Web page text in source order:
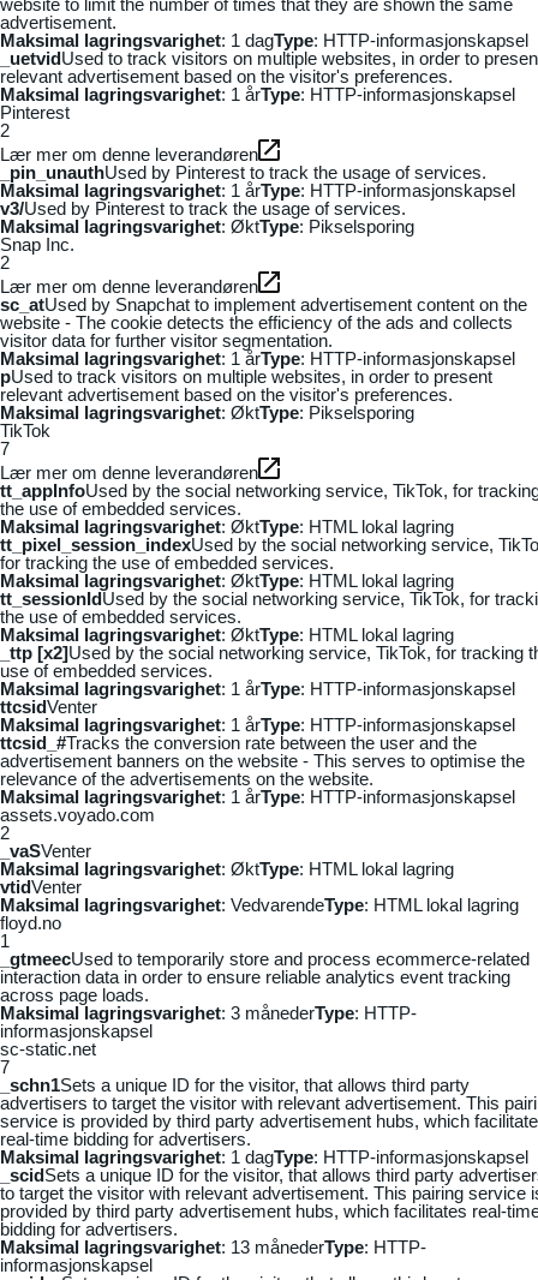
advertisement.
Maksimal lagringsvarighet: 1 dagType: HTTP-informasjonskapsel
_uetvidUsed to track visitors on multiple websites, in order to
relevant advertisement based on the visitor's preferences.
Maksimal lagringsvarighet: 1 årType: HTTP-informasjonskapsel
Pinterest
2
Lær mer om denne leverandøren
_pin_unauthUsed by Pinterest to track the usage of services.
Maksimal lagringsvarighet: 1 årType: HTTP-informasjonskapsel
v3/Used by Pinterest to track the usage of services.
Maksimal lagringsvarighet: ØktType: Pikselsporing
Snap Inc.
2
Lær mer om denne leverandøren
sc_atUsed by Snapchat to implement advertisement content on the
website - The cookie detects the efficiency of the ads and collects
visitor data for further visitor segmentation.
Maksimal lagringsvarighet: 1 årType: HTTP-informasjonskapsel
pUsed to track visitors on multiple websites, in order to present
relevant advertisement based on the visitor's preferences.
Maksimal lagringsvarighet: ØktType: Pikselsporing
TikTok
7
Lær mer om denne leverandøren
tt_appInfoUsed by the social networking service, TikTok, for
the use of embedded services.
Maksimal lagringsvarighet: ØktType: HTML lokal lagring
tt_pixel_session_indexUsed by the social networking service,
for tracking the use of embedded services.
Maksimal lagringsvarighet: ØktType: HTML lokal lagring
tt_sessionIdUsed by the social networking service, TikTok, for
the use of embedded services.
Maksimal lagringsvarighet: ØktType: HTML lokal lagring
_ttp [x2]Used by the social networking service, TikTok, for tracking
use of embedded services.
Maksimal lagringsvarighet: 1 årType: HTTP-informasjonskapsel
ttcsidVenter
Maksimal lagringsvarighet: 1 årType: HTTP-informasjonskapsel
ttcsid_#Tracks the conversion rate between the user and the
advertisement banners on the website - This serves to optimise the
relevance of the advertisements on the website.
Maksimal lagringsvarighet: 1 årType: HTTP-informasjonskapsel
assets.voyado.com
2
_vaSVenter
Maksimal lagringsvarighet: ØktType: HTML lokal lagring
vtidVenter
Maksimal lagringsvarighet: VedvarendeType: HTML lokal lagring
floyd.no
1
_gtmeecUsed to temporarily store and process ecommerce-related
interaction data in order to ensure reliable analytics event tracking
across page loads.
Maksimal lagringsvarighet: 3 månederType: HTTP-
informasjonskapsel
sc-static.net
7
_schn1Sets a unique ID for the visitor, that allows third party
advertisers to target the visitor with relevant advertisement. This
service is provided by third party advertisement hubs, which
real-time bidding for advertisers.
Maksimal lagringsvarighet: 1 dagType: HTTP-informasjonskapsel
_scidSets a unique ID for the visitor, that allows third party
to target the visitor with relevant advertisement. This pairing service
provided by third party advertisement hubs, which facilitates real-
bidding for advertisers.
Maksimal lagringsvarighet: 13 månederType: HTTP-
informasjonskapsel